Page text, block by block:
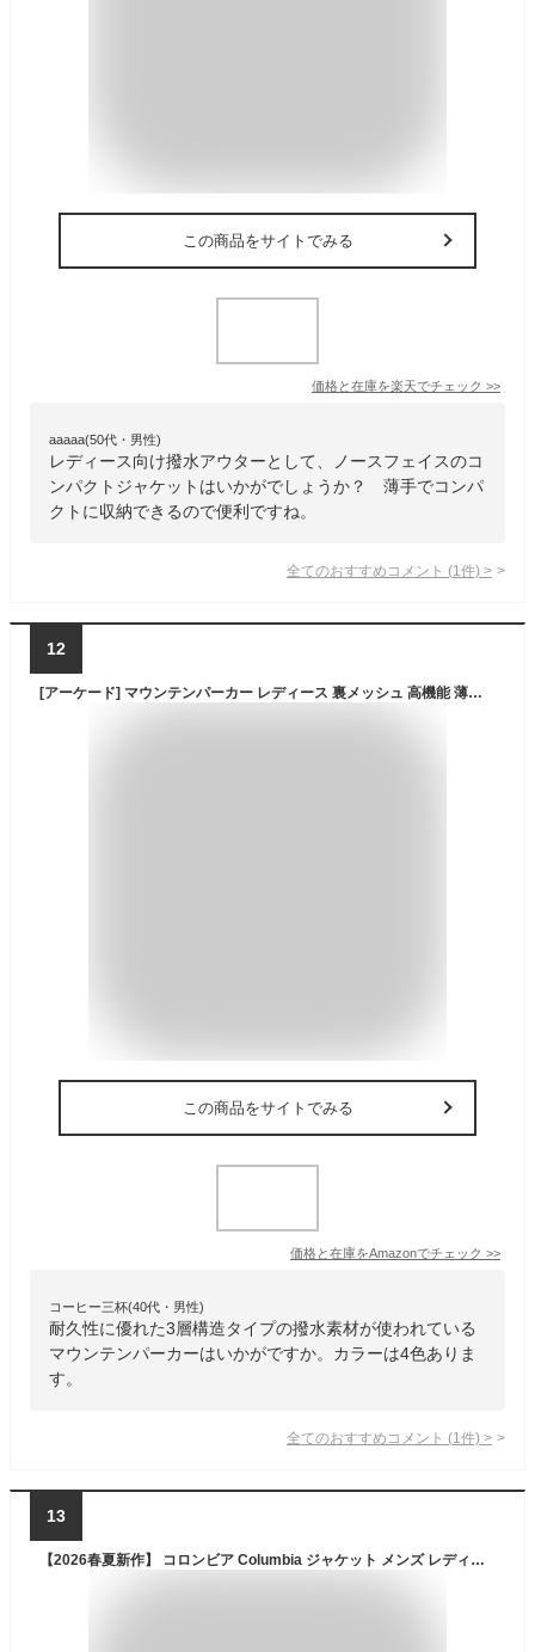
この商品をサイトでみる
価格と在庫を楽天でチェック >>
aaaaa(50代・男性)
レディース向け撥水アウターとして、ノースフェイスのコ
ンパクトジャケットはいかがでしょうか？ 薄手でコンパ
クトに収納できるので便利ですね。
全てのおすすめコメント (1 件) >
12
[アーケード] マウンテンパーカー レディース 裏メッシュ 高機能 薄手ブルゾン 三層構造 撥水 防風 UV対策 日焼け防止 ウインドブレーカー ジャンパー ライトアウター スポーツウェア ブルゾン ジャケット Onesize グレー/オリーブ
この商品をサイトでみる
価格と在庫をAmazonでチェック >>
コーヒー三杯(40代・男性)
耐久性に優れた3層構造タイプの撥水素材が使われている
マウンテンパーカーはいかがですか。カラーは4色ありま
す。
全てのおすすめコメント (1 件) >
13
【2026春夏新作】 コロンビア Columbia ジャケット メンズ レディース アウター マウンテンパーカー マンパー パーカー フード フルジップ 撥水 ストレッチ パッカブル アウトドア ライト キャニオン ソフトシェル ジャケット XE9962